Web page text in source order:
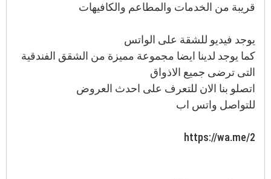
قريبة من الخدمات والمطاعم والكافيهات
يوجد فيديو للشقة على الواتس
كما يوجد لدينا ايضا مجموعة مميزة من الشقق الفندقية
التى ترضى جميع الاذواق
اتصلو بنا الان للتعرف على احدث العروض
للتواصل واتس اب
https://wa.me/2